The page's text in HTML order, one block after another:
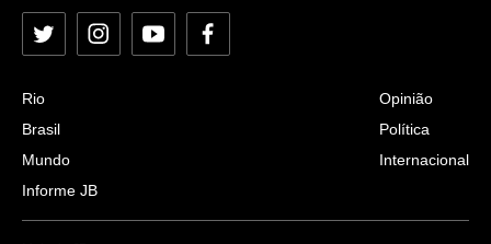
Twitter InstagramYouTubeFacebook
Rio
Brasil
Mundo
Informe JB
Opinião
Política
Internacional